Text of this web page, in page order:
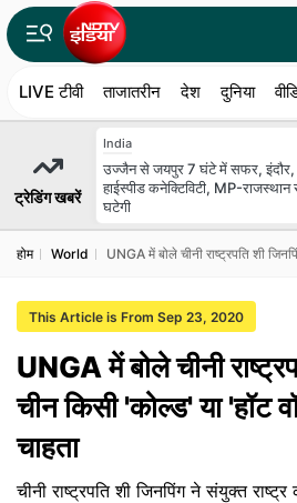
LIVE टीवी ताजातरीन देश दुनिया
ट्रेडिंग खबरें
India
उज्जैन से जयपुर 7 घंटे में सफर,
हाईस्पीड कनेक्टिविटी, MP-राजस्थान
घटेगी
होम World UNGA में बोले चीनी राष्ट्रपति शी
This Article is From Sep 23, 2020
UNGA में बोले चीनी
चीन किसी 'कोल्ड' या 'हॉट
चाहता
चीनी राष्ट्रपति शी जिनपिंग ने संयुक्त